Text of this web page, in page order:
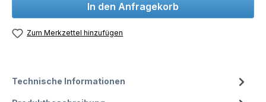
In den Anfragekorb
Zum Merkzettel hinzufügen
Technische Informationen